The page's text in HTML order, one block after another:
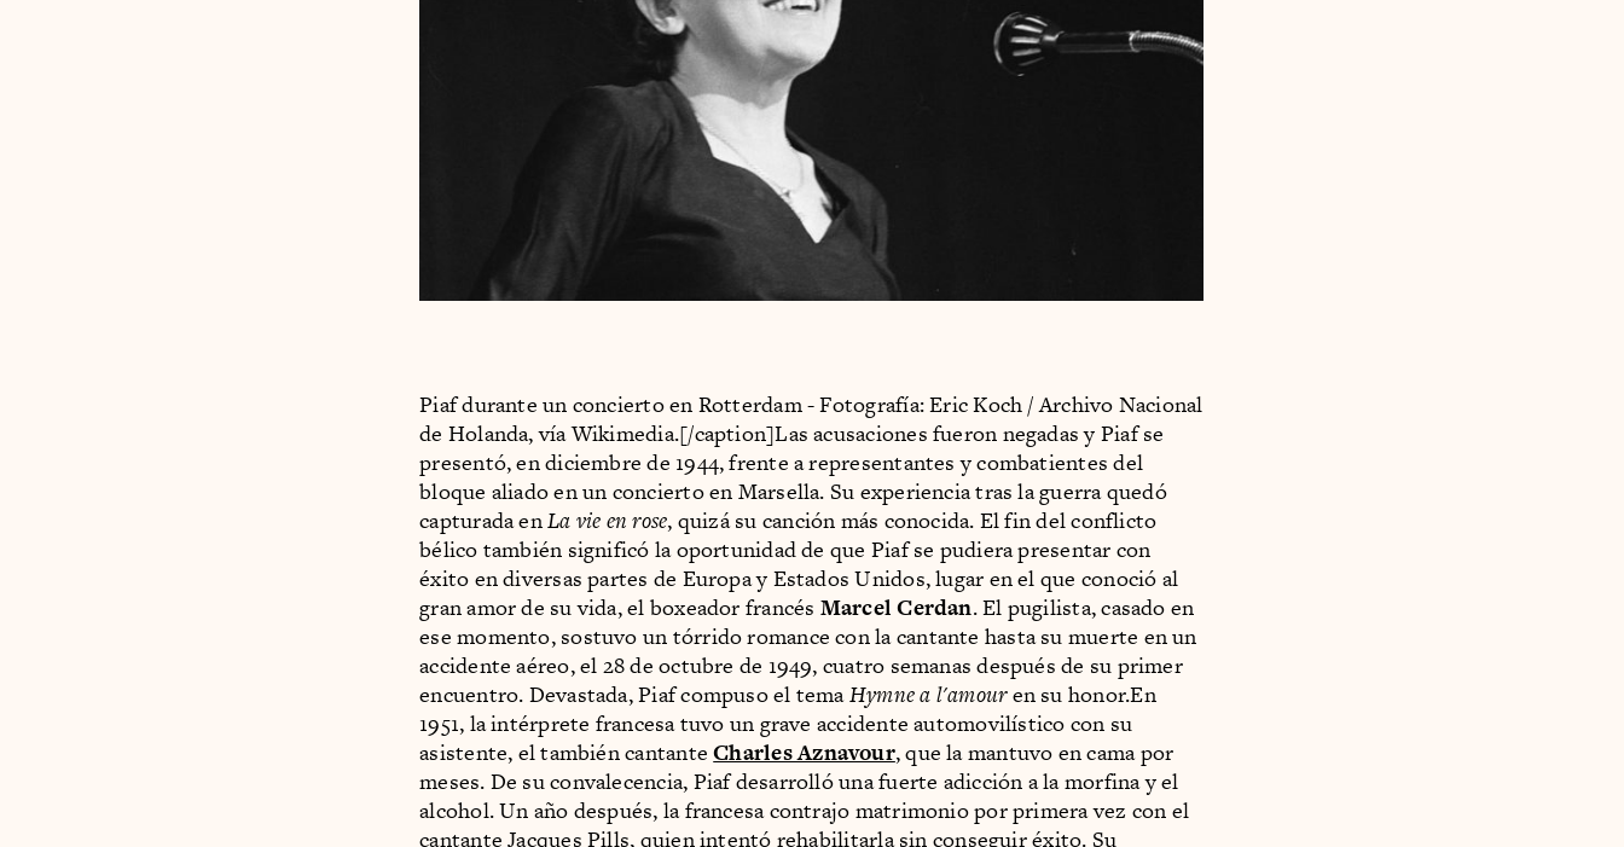
Piaf durante un concierto en Rotterdam - Fotografía: Eric Koch / Archivo Nacional
de Holanda, vía Wikimedia.[/caption]Las acusaciones fueron negadas y Piaf se
presentó, en diciembre de 1944, frente a representantes y combatientes del
bloque aliado en un concierto en Marsella. Su experiencia tras la guerra quedó
capturada enLa vie en rose, quizá su canción más conocida. El fin del conflicto
bélico también significó la oportunidad de que Piaf se pudiera presentar con
éxito en diversas partes de Europa y Estados Unidos, lugar en el que conoció al
gran amor de su vida, el boxeador francés Marcel Cerdan. El pugilista, casado en
ese momento, sostuvo un tórrido romance con la cantante hasta su muerte en un
accidente aéreo, el 28 de octubre de 1949, cuatro semanas después de su primer
encuentro. Devastada, Piaf compuso el temaHymne a l'amouren su honor.En
1951, la intérprete francesa tuvo un grave accidente automovilístico con su
asistente, el también cantanteCharles Aznavour, que la mantuvo en cama por
meses. De su convalecencia, Piaf desarrolló una fuerte adicción a la morfina y el
alcohol. Un año después, la francesa contrajo matrimonio por primera vez con el
cantante Jacques Pills, quien intentó rehabilitarla sin conseguir éxito. Su